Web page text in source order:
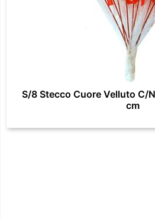
S/8 Stecco Cuore Velluto C/
cm